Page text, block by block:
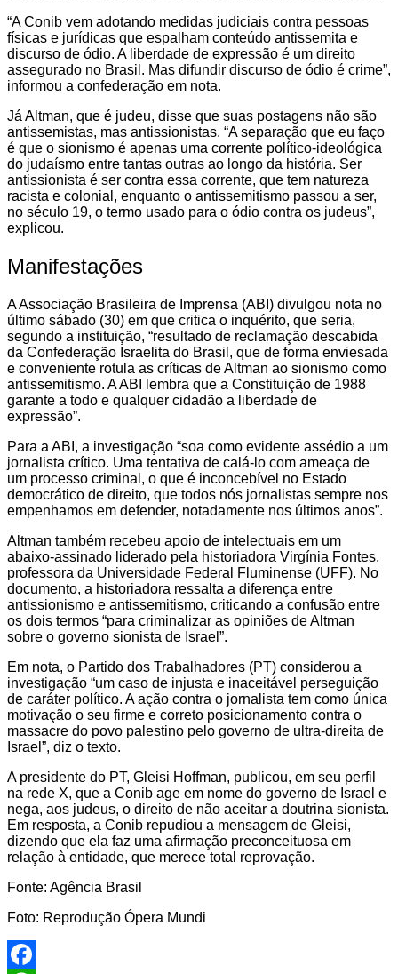
“A Conib vem adotando medidas judiciais contra pessoas
físicas e jurídicas que espalham conteúdo antissemita e
discurso de ódio. A liberdade de expressão é um direito
assegurado no Brasil. Mas difundir discurso de ódio é crime”,
informou a confederação em nota.
Já Altman, que é judeu, disse que suas postagens não são
antissemistas, mas antissionistas. “A separação que eu faço
é que o sionismo é apenas uma corrente político-ideológica
do judaísmo entre tantas outras ao longo da história. Ser
antissionista é ser contra essa corrente, que tem natureza
racista e colonial, enquanto o antissemitismo passou a ser,
no século 19, o termo usado para o ódio contra os judeus”,
explicou.
Manifestações
A Associação Brasileira de Imprensa (ABI) divulgou nota no
último sábado (30) em que critica o inquérito, que seria,
segundo a instituição, “resultado de reclamação descabida
da Confederação Israelita do Brasil, que de forma enviesada
e conveniente rotula as críticas de Altman ao sionismo como
antissemitismo. A ABI lembra que a Constituição de 1988
garante a todo e qualquer cidadão a liberdade de
expressão”.
Para a ABI, a investigação “soa como evidente assédio a um
jornalista crítico. Uma tentativa de calá-lo com ameaça de
um processo criminal, o que é inconcebível no Estado
democrático de direito, que todos nós jornalistas sempre nos
empenhamos em defender, notadamente nos últimos anos”.
Altman também recebeu apoio de intelectuais em um
abaixo-assinado liderado pela historiadora Virgínia Fontes,
professora da Universidade Federal Fluminense (UFF). No
documento, a historiadora ressalta a diferença entre
antissionismo e antissemitismo, criticando a confusão entre
os dois termos “para criminalizar as opiniões de Altman
sobre o governo sionista de Israel”.
Em nota, o Partido dos Trabalhadores (PT) considerou a
investigação “um caso de injusta e inaceitável perseguição
de caráter político. A ação contra o jornalista tem como única
motivação o seu firme e correto posicionamento contra o
massacre do povo palestino pelo governo de ultra-direita de
Israel”, diz o texto.
A presidente do PT, Gleisi Hoffman, publicou, em seu perfil
na rede X, que a Conib age em nome do governo de Israel e
nega, aos judeus, o direito de não aceitar a doutrina sionista.
Em resposta, a Conib repudiou a mensagem de Gleisi,
dizendo que ela faz uma afirmação preconceituosa em
relação à entidade, que merece total reprovação.
Fonte: Agência Brasil
Foto: Reprodução Ópera Mundi